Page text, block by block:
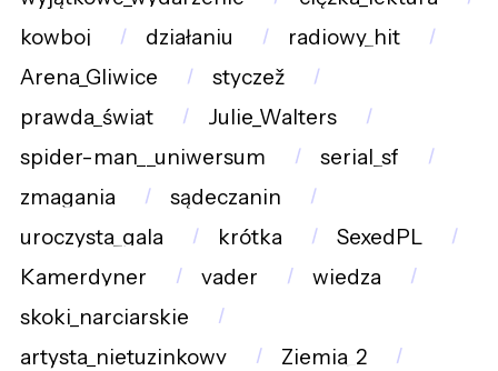
kowboj
działaniu
radiowy_hit
Arena_Gliwice
styczež
prawda_świąt
Julie_Walters
spider-man__uniwersum
serial_sf
zmagania
sądeczanin
uroczysta_gala
krótka
SexedPL
Kamerdyner
vader
wiedza
skoki_narciarskie
artysta_nietuzinkowy
Ziemia_2